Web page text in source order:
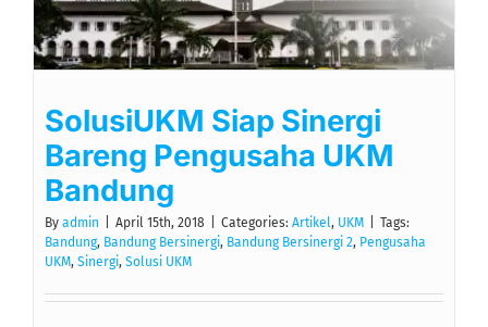
SolusiUKM Siap Sinergi
Bareng Pengusaha UKM
Bandung
By admin April 15th, 2018 Categories: Artikel, UKM
Tags:
Bandung, Bandung Bersinergi, Bandung Bersinergi 2, Pengusaha
UKM, Sinergi, Solusi UKM